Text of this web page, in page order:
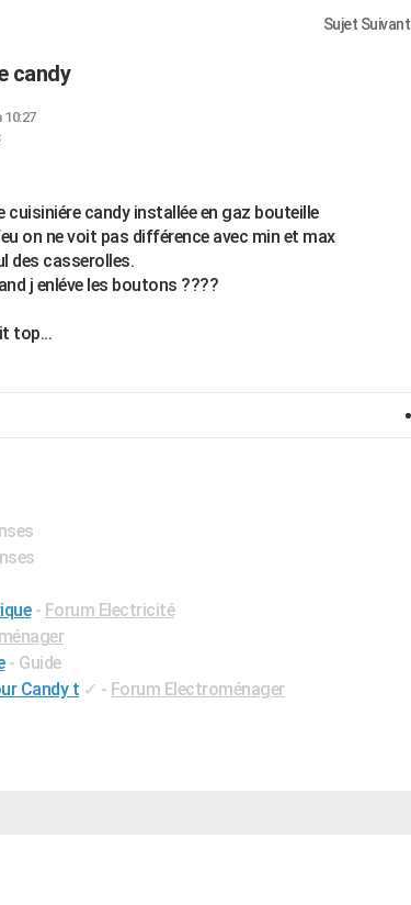
Sujet Suivant
candy
10:27
cuisiniére candy installée en gaz bouteille
on ne voit pas différence avec min et max
des casserolles.
j enléve les boutons ????
top...
- Forum Electricité
- Guide
Candy t ✓ - Forum Electroménager